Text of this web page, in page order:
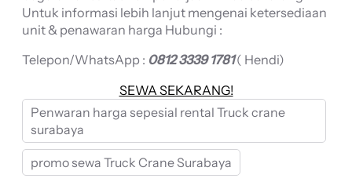
Untuk informasi lebih lanjut mengenai ketersediaan
unit & penawaran harga Hubungi :
Telepon/WhatsApp : 0812 3339 1781( Hendi)
SEWA SEKARANG!
Penwaran harga sepesial rental Truck crane
surabaya
promo sewa Truck Crane Surabaya